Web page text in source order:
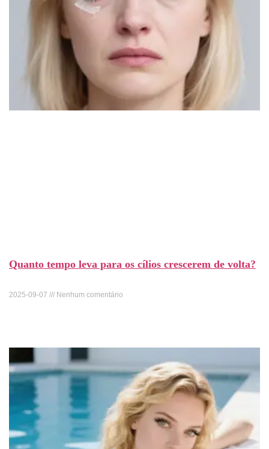
Quanto tempo leva para os cílios crescerem de volta?
2025-09-07 Nenhum comentário